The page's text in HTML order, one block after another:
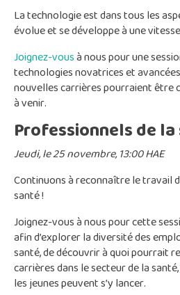
La technologie est dans tous les
évolue et se développe à une
Joignez-vousà nous pour une
technologies novatrices et
nouvelles carrières pourraient être
à venir.
Professionnels de
Jeudi, le 25 novembre, 13:00 HAE
Continuons à reconnaître le travail
santé !
Joignez-vous à nous pour cette
afin d’explorer la diversité des
santé, de découvrir à quoi pourrait
carrières dans le secteur de la
les jeunes peuvent s’y lancer.